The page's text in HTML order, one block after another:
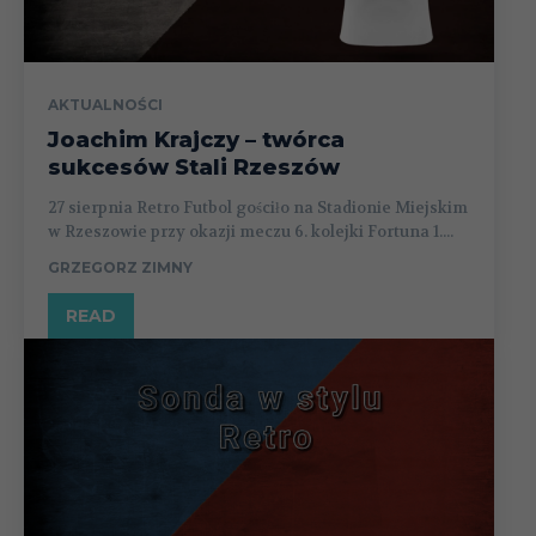
AKTUALNOŚCI
Joachim Krajczy – twórca
sukcesów Stali Rzeszów
27 sierpnia Retro Futbol gościło na Stadionie Miejskim
w Rzeszowie przy okazji meczu 6. kolejki Fortuna 1....
GRZEGORZ ZIMNY
READ